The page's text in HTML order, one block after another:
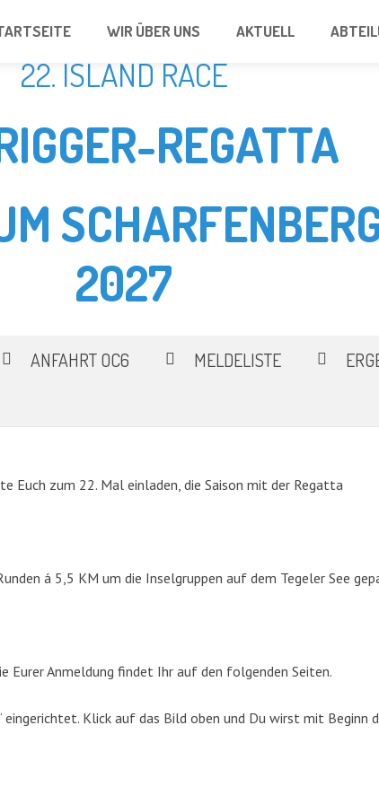
WIR ÜBER UNS AKTUELL
22. ISLAND RACE
REGATTA
2027
ANFAHRT OC6 MELDELISTE
Euch zum 22. Mal einladen, die Saison mit der Regatta
á 5,5 KM um die Inselgruppen auf dem Tegeler See
Eurer Anmeldung findet Ihr auf den folgenden Seiten.
eingerichtet. Klick auf das Bild oben und Du wirst mit